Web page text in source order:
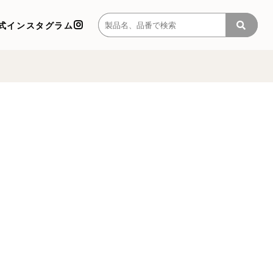
インスタグラム